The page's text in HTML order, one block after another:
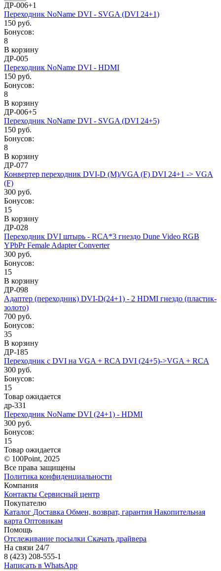
ДР-006+1
Переходник NoName DVI - SVGA (DVI 24+1)
150 руб.
Бонусов:
8
В корзину
ДР-005
Переходник NoName DVI - HDMI
150 руб.
Бонусов:
8
В корзину
ДР-006+5
Переходник NoName DVI - SVGA (DVI 24+5)
150 руб.
Бонусов:
8
В корзину
ДР-077
Конвертер переходник DVI-D (M)/VGA (F) DVI 24+1 -> VGA
(F)
300 руб.
Бонусов:
15
В корзину
ДР-028
Переходник DVI штырь - RCA*3 гнездо Dune Video RGB
YPbPr Female Adapter Converter
300 руб.
Бонусов:
15
В корзину
ДР-098
Адаптер (переходник) DVI-D(24+1) - 2 HDMI гнездо (пластик-
золото)
700 руб.
Бонусов:
35
В корзину
ДР-185
Переходник с DVI на VGA + RCA DVI (24+5)->VGA + RCA
300 руб.
Бонусов:
15
Товар ожидается
др-331
Переходник NoName DVI (24+1) - HDMI
300 руб.
Бонусов:
15
Товар ожидается
© 100Point, 2025
Все права защищены
Политика конфиденциальности
Компания
Контакты Сервисный центр
Покупателю
Каталог Доставка Обмен, возврат, гарантия Накопительная
карта Оптовикам
Помощь
Отслеживание посылки Скачать драйвера
На связи 24/7
8 (423) 208-555-1
Написать в WhatsApp